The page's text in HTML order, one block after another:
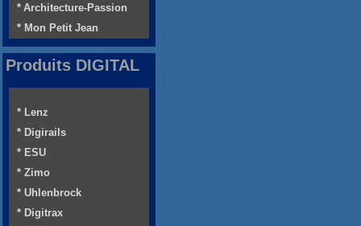
* Architecture-Passion
* Mon Petit Jean
Produits DIGITAL
* Lenz
* Digirails
* ESU
* Zimo
* Uhlenbrock
* Digitrax